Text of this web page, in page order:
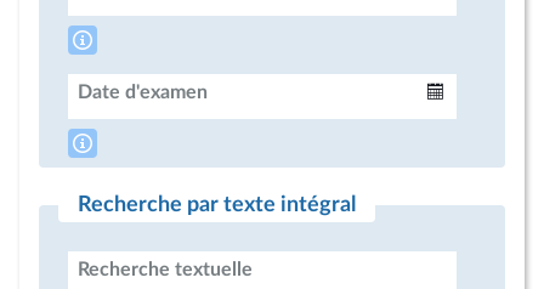
Date d'examen
Recherche par texte intégral
Recherche textuelle